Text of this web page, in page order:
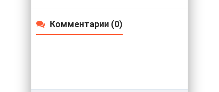
Комментарии (0)